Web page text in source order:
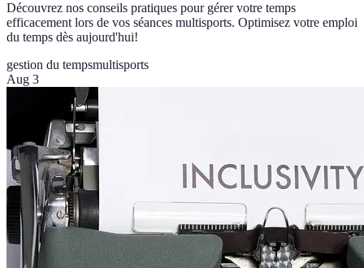
Découvrez nos conseils pratiques pour gérer votre temps
efficacement lors de vos séances multisports. Optimisez votre emploi
du temps dès aujourd'hui!
gestion du tempsmultisports
Aug 3